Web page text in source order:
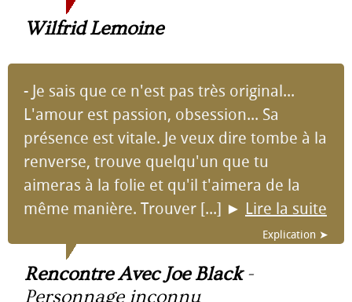
Wilfrid Lemoine
- Je sais que ce n'est pas très original...
L'amour est passion, obsession... Sa
présence est vitale. Je veux dire tombe à la
renverse, trouve quelqu'un que tu
aimeras à la folie et qu'il t'aimera de la
même manière. Trouver [...] ► Lire la suite
Explication ➤
Rencontre Avec Joe Black-
Personnage inconnu